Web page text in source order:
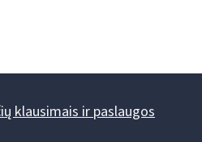
klausimais ir paslaugos